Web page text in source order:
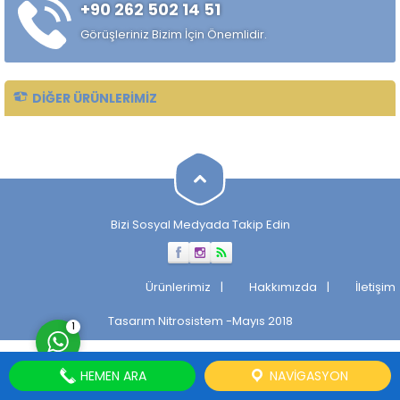
Taşlanmış mil, makinelerin
verimli ve sorunsuz
çalışmasını sağlayan önemli
bir parçadır. Taşlanmış Milin
Tarihçesi...
+90 262 502 14 51
Görüşleriniz Bizim İçin Önemlidir.
DIĞER ÜRÜNLERIMIZ
Bizi Sosyal Medyada Takip Edin
Ürünlerimiz Hakkımızda
İletişim
Tasarım Nitrosistem -Mayıs 2018
Cevap Yaz
1
HEMEN ARA NAVIGASYON